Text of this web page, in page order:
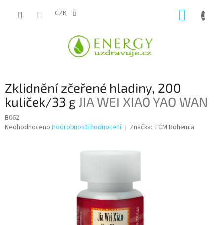
CZK
Zklidnění zčeřené hladiny, 200
kuliček/33 g JIA WEI XIAO YAO WAN
B062
Průměrné
Neohodnoceno Podrobnosti hodnocení Značka: TCM Bohemia